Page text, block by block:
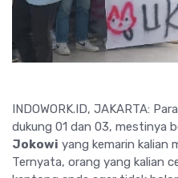
INDOWORK.ID, JAKARTA:
dukung 01 dan 03, mestinya
Jokowi yang kemarin kalian
Ternyata, orang yang kalian